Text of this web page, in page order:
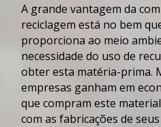
A grande vantagem da
reciclagem está no bem
proporciona ao meio
necessidade do uso de
obter esta matéria-prima.
empresas ganham em
quecompram este
com as fabricações de